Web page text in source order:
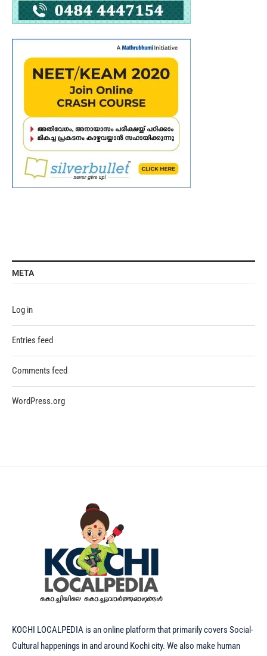
META
Log in
Entries feed
Comments feed
WordPress.org
KOCHI LOCALPEDIA is an online platform that primarily covers Social-
Cultural happenings in and around Kochi city. We also make human